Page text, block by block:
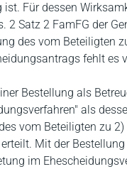
Für dessen
Satz 2 FamFG der
des vom Beteiligten
fehlt es
Bestellung als
als
vom Beteiligten zu
Mit der
im